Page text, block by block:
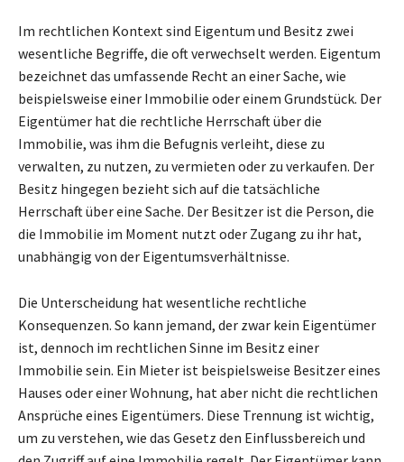
Im rechtlichen Kontext sind Eigentum und Besitz zwei
wesentliche Begriffe, die oft verwechselt werden. Eigentum
bezeichnet das umfassende Recht an einer Sache, wie
beispielsweise einer Immobilie oder einem Grundstück. Der
Eigentümer hat die rechtliche Herrschaft über die
Immobilie, was ihm die Befugnis verleiht, diese zu
verwalten, zu nutzen, zu vermieten oder zu verkaufen. Der
Besitz hingegen bezieht sich auf die tatsächliche
Herrschaft über eine Sache. Der Besitzer ist die Person, die
die Immobilie im Moment nutzt oder Zugang zu ihr hat,
unabhängig von der Eigentumsverhältnisse.
Die Unterscheidung hat wesentliche rechtliche
Konsequenzen. So kann jemand, der zwar kein Eigentümer
ist, dennoch im rechtlichen Sinne im Besitz einer
Immobilie sein. Ein Mieter ist beispielsweise Besitzer eines
Hauses oder einer Wohnung, hat aber nicht die rechtlichen
Ansprüche eines Eigentümers. Diese Trennung ist wichtig,
um zu verstehen, wie das Gesetz den Einflussbereich und